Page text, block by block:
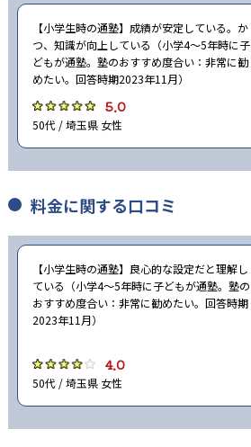
【小学生時の通塾】成績が安定している。か
つ、知識が向上している（小学4〜5年時に子
どもが通塾。塾のおすすめ度合い：非常に勧
めたい。回答時期2023年11月）
5.0
50代 / 埼玉県 女性
料金に関する口コミ
【小学生時の通塾】良心的な設定だと理解し
ている（小学4〜5年時に子どもが通塾。塾の
おすすめ度合い：非常に勧めたい。回答時期
2023年11月）
4.0
50代 / 埼玉県 女性